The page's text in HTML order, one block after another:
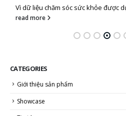
Vì dữ liệu chăm sóc sức khỏe được
read more
CATEGORIES
Giới thiệu sản phẩm
Showcase